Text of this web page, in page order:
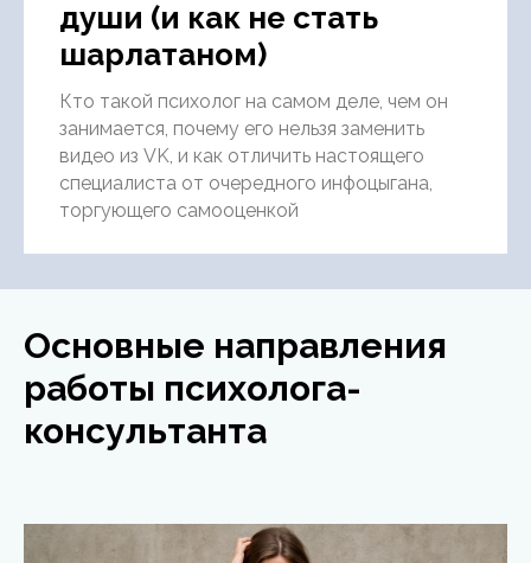
души (и как не стать
шарлатаном)
Кто такой психолог на самом деле, чем он
занимается, почему его нельзя заменить
видео из VK, и как отличить настоящего
специалиста от очередного инфоцыгана,
торгующего самооценкой
Основные направления
работы психолога-
консультанта